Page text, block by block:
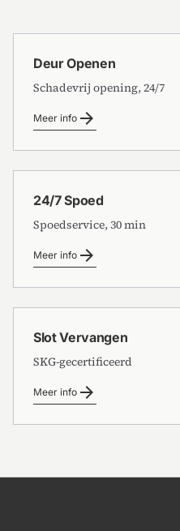
Deur Openen
Schadevrij opening, 24/7
Meer info arrow_forward
24/7 Spoed
Spoedservice, 30 min
Meer info arrow_forward
Slot Vervangen
SKG-gecertificeerd
Meer info arrow_forward